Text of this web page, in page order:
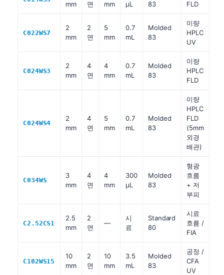
mm
면
mm
µL
83
FLD
C022WS7
2
mm
2
면
5
mm
0.7
mL
Molded
83
미량
HPLC
UV
C024WS3
2
mm
4
면
4
mm
0.7
mL
Molded
83
미량
HPLC
FLD
C024WS4
2
mm
4
면
5
mm
0.7
mL
Molded
83
미량
HPLC
FLD
(5mm
외경
배관)
C034WS
3
mm
4
면
4
mm
300
µL
Molded
83
형광
흐름
+ 저
부피
C2.52CS1
2.5
mm
2
면
—
시
료
Standard
80
시료
흐름 /
FIA
C102WS15
10
mm
2
면
10
mm
3.5
mL
Molded
83
공정 /
CFA
UV